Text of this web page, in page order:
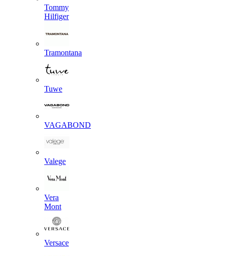
Tommy
Hilfiger
Tramontana
Tuwe
VAGABOND
Valege
Vera
Mont
Versace